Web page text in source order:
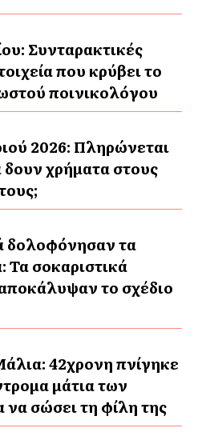
Συνταρακτικές
που κρύβει το
ποινικολόγου
2026: Πληρώνεται
δουν χρήματα στους
δολοφόνησαν τα
Τα σοκαριστικά
το σχέδιο
42χρονη πνίγηκε
μάτια των
να σώσει τη φίλη της